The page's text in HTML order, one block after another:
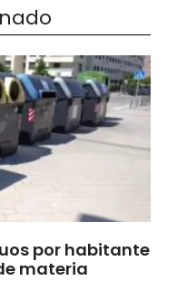
por habitante
materia